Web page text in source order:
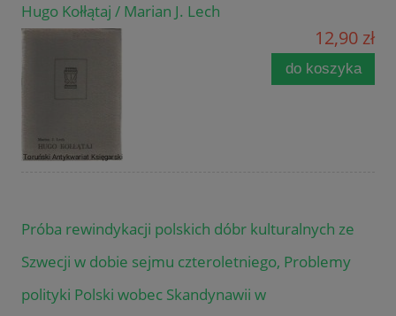
Hugo Kołłątaj / Marian J. Lech
12,90 zł
do koszyka
Próba rewindykacji polskich dóbr kulturalnych ze
Szwecji w dobie sejmu czteroletniego, Problemy
polityki Polski wobec Skandynawii w